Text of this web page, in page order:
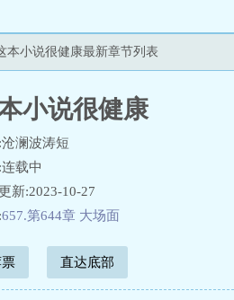
本小说很健康最新章节列表
小说很健康
澜波涛短
载中
新:2023-10-27
657.第644章 大场面
直达底部